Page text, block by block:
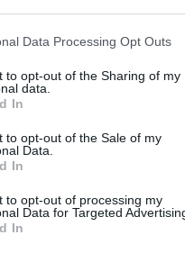
Data Processing Opt Outs
to opt-out of the Sharing of my
data.
In
to opt-out of the Sale of my
Data.
In
to opt-out of processing my
Data for Targeted
In